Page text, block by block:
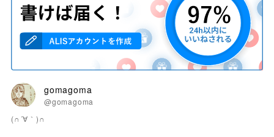
gomagoma
@gomagoma
(∩´∀｀)∩